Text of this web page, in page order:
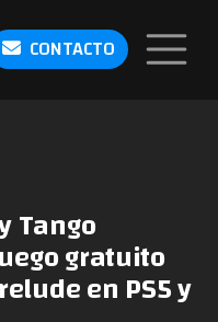
CONTACTO
Tango
gratuito
en PS5 y